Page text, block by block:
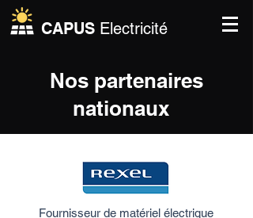
CAPUS Electricité
Nos partenaires
nationaux
Fournisseur de matériel électrique